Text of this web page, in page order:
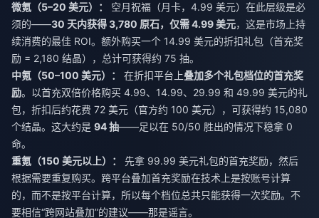
微氪（5–20 美元）：
空月祝福（月卡，4.99 美元）在此层级是必
须的——30 天内获得 3,780 原石，仅需 4.99 美元，这是市场上持
续消费的最佳 ROI。额外购买一个 14.99 美元的折扣礼包（首充奖
励 = 2,180 结晶），总计可获得约 75 抽。
中氪（50–100 美元）：
在折扣平台上叠加多个礼包档位的首充奖
励。以首充双倍价格购买 4.99、14.99、29.99 和 49.99 美元的礼
包，折扣后约花费 72 美元（官方约 100 美元），可获得约 15,080
个结晶。这大约是 94 抽——足以在 50/50 胜出的情况下稳拿 0
命。
重氪（150 美元以上）：
先拿 99.99 美元礼包的首充奖励，然后
根据需要重复购买。跨平台叠加首充奖励在技术上是按账号计算
的，而不是按平台计算，所以每个档位总共只能获得一次奖励。不
要相信“跨网站叠加”的建议——那是谣言。